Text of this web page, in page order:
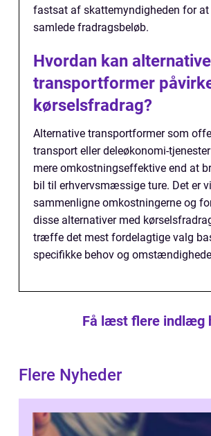
fastsat af skattemyndigheden for at
samlede fradragsbeløb.
Hvordan kan alternative
transportformer
kørselsfradrag?
Alternative transportformer som
transport eller deleøkonomi-
mere omkostningseffektive end at
bil til erhvervsmæssige ture. Det er
sammenligne omkostningerne og
disse alternativer med
træffe det mest fordelagtige valg
specifikke behov og
Få læst flere indlæg
Flere Nyheder